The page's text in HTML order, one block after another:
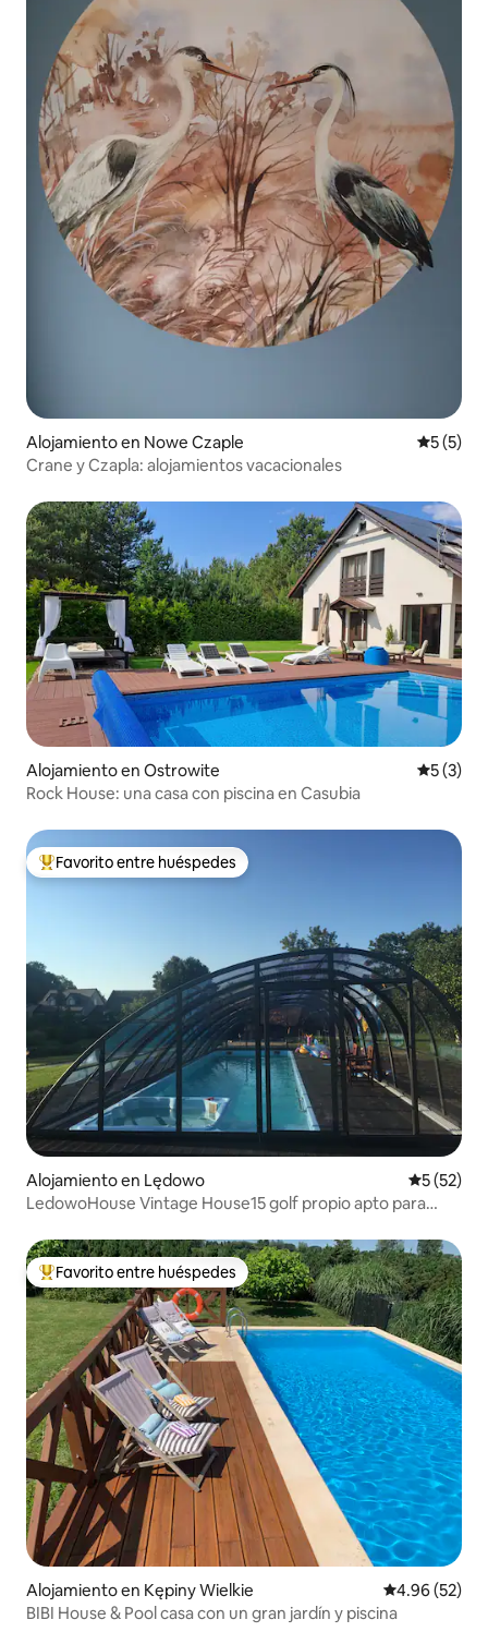
Alojamiento en Nowe Czaple
5 (5)
Crane y Czapla: alojamientos vacacionales
Alojamiento en Ostrowite
5 (3)
Rock House: una casa con piscina en Casubia
Favorito entre huéspedes preferido
Favorito entre huéspedes
Alojamiento en Lędowo
5 (52)
LedowoHouse Vintage House15 golf propio apto para
Favorito entre huéspedes preferido
Favorito entre huéspedes
Alojamiento en Kępiny Wielkie Calificación
4.96 (52)
BIBI House & Pool casa con un gran jardín y piscina